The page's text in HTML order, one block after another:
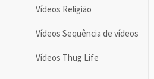
Vídeos Religião
Vídeos Sequência de vídeos
Vídeos Thug Life